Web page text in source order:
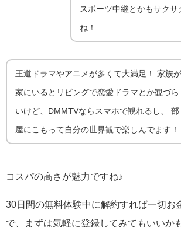
スポーツ中継とかもサクサ
ね！
王道ドラマやアニメが多くて大満足！ 家族が
家にいるとリビングで恋愛ドラマとか観づら
いけど、DMMTVならスマホで観れるし、 部
屋にこもって自分の世界観で楽しんでます！
コスパの高さが魅力ですね♪
30日間の無料体験中に解約すれば一切お
で、まずは気軽に登録してみてもいいか